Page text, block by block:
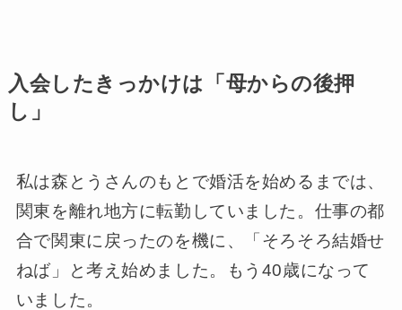
入会したきっかけは「母からの後押
し」
私は森とうさんのもとで婚活を始めるまでは、
関東を離れ地方に転勤していました。仕事の都
合で関東に戻ったのを機に、「そろそろ結婚せ
ねば」と考え始めました。もう40歳になって
いました。